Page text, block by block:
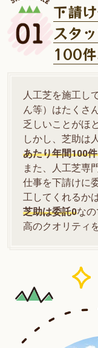
下請
スタ
100
人工芝を施工し
ん等）はたくさ
乏しいことがほ
しかし、芝助は
あたり年間100
また、人工芝専
仕事を下請けに
工してくれるか
芝助は委託0な
高のクオリティ